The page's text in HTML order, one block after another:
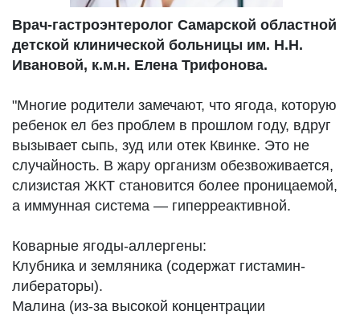
Врач-гастроэнтеролог Самарской областной
детской клинической больницы им. Н.Н.
Ивановой, к.м.н. Елена Трифонова.
"Многие родители замечают, что ягода, которую
ребенок ел без проблем в прошлом году, вдруг
вызывает сыпь, зуд или отек Квинке. Это не
случайность. В жару организм обезвоживается,
слизистая ЖКТ становится более проницаемой,
а иммунная система — гиперреактивной.
Коварные ягоды-аллергены:
Клубника и земляника (содержат гистамин-
либераторы).
Малина (из-за высокой концентрации